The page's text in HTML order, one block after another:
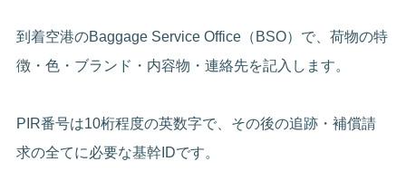
到着空港のBaggage Service Office（BSO）で、荷物の特
徴・色・ブランド・内容物・連絡先を記入します。
PIR番号は10桁程度の英数字で、その後の追跡・補償請
求の全てに必要な基幹IDです。